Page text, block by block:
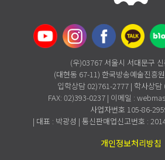
(우)03767 서울시 서대문구
(대현동 67-11) 한국방송예술진흥
입학상담 02)761-2777 | 학사상
FAX: 02)393-0237 | 이메일 :
사업자번호 105-86-
| 대표 : 박광성 | 통신판매업신고번호 :
개인정보처리방침